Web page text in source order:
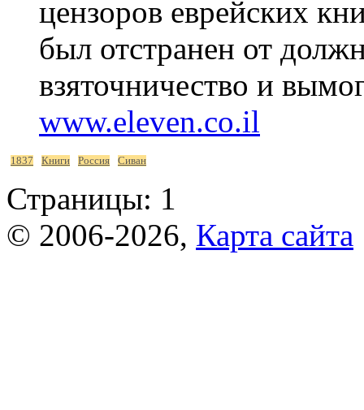
цензоров еврейских
был отстранен от
взяточничество и
www.eleven.co.il
1837 Книги Россия Сиван
Страницы: 1
© 2006-2026, Карта сайта